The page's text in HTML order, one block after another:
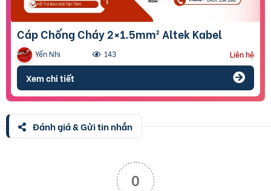
Cáp Chống Cháy 2×1.5mm² Altek Kabel
Yến Nhi 143 Liên hệ
Xem chi tiết
Đánh giá & Gửi tin nhắn
0